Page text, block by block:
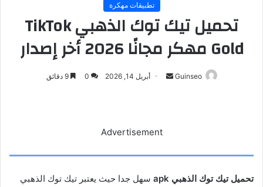
تطبيقات مهكرة
تحميل تيك توك الذهبي TikTok
Gold مهكر مجانًا 2026 أخر إصدار
Guinseo
أرسلأبريل 14, 2026 0 9 دقائق
Advertisement
تحميل تيك توك الذهبي سهل جدا حيث يعتبر تيك توك الذهبي